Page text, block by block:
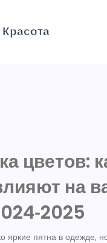
цветов:
на
яркие пятна в одежде,